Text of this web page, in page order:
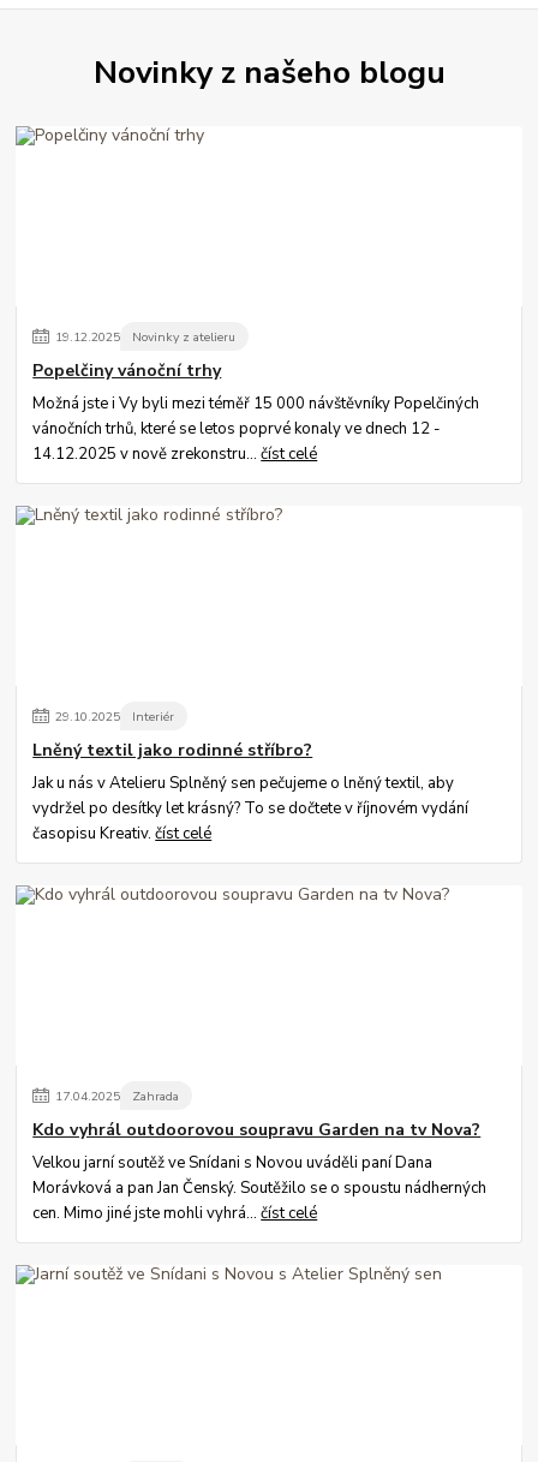
Novinky z našeho blogu
19.12.2025 Novinky z atelieru
Popelčiny vánoční trhy
Možná jste i Vy byli mezi téměř 15 000 návštěvníky Popelčiných
vánočních trhů, které se letos poprvé konaly ve dnech 12 -
14.12.2025 v nově zrekonstru...číst celé
29.10.2025 Interiér
Lněný textil jako rodinné stříbro?
Jak u nás v Atelieru Splněný sen pečujeme o lněný textil, aby
vydržel po desítky let krásný? To se dočtete v říjnovém vydání
časopisu Kreativ.číst celé
17.04.2025 Zahrada
Kdo vyhrál outdoorovou soupravu Garden na tv Nova?
Velkou jarní soutěž ve Snídani s Novou uváděli paní Dana
Morávková a pan Jan Čenský. Soutěžilo se o spoustu nádherných
cen. Mimo jiné jste mohli vyhrá...číst celé